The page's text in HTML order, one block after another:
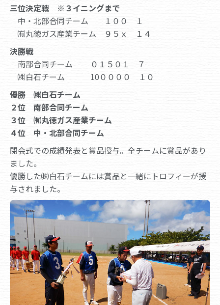
三位決定戦 ※３イニングまで
中・北部合同チーム １００ １
㈲丸徳ガス産業チーム ９５ｘ １４
決勝戦
南部合同チーム ０１５０１ ７
㈱白石チーム 10００００ １０
優勝 ㈱白石チーム
２位 南部合同チーム
３位 ㈲丸徳ガス産業チーム
４位 中・北部合同チーム
閉会式での成績発表と賞品授与。全チームに賞品があり
ました。
優勝した㈱白石チームには賞品と一緒にトロフィーが授
与されました。